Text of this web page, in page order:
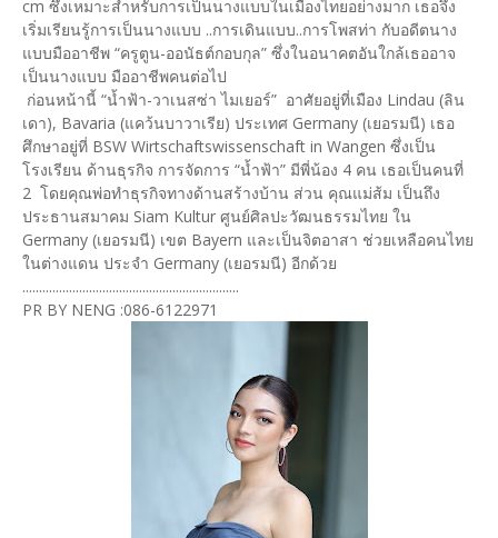
cm ซึ้งเหมาะสำหรับการเป็นนางแบบในเมืองไทยอย่างมาก เธอจึง
เริ่มเรียนรู้การเป็นนางแบบ ..การเดินแบบ..การโพสท่า กับอดีตนาง
แบบมืออาชีพ “ครูตูน-ออนัธต์กอบกุล” ซึ่งในอนาคตอันใกล้เธออาจ
เป็นนางแบบ มืออาชีพคนต่อไป
ก่อนหน้านี้ “น้ำฟ้า-วาเนสซ่า ไมเยอร์” อาศัยอยู่ที่เมือง Lindau (ลิน
เดา), Bavaria (แคว้นบาวาเรีย) ประเทศ Germany (เยอรมนี) เธอ
ศึกษาอยู่ที่ BSW Wirtschaftswissenschaft in Wangen ซึ่งเป็น
โรงเรียน ด้านธุรกิจ การจัดการ “น้ำฟ้า” มีพี่น้อง 4 คน เธอเป็นคนที่
2 โดยคุณพ่อทำธุรกิจทางด้านสร้างบ้าน ส่วน คุณแม่ส้ม เป็นถึง
ประธานสมาคม Siam Kultur ศูนย์ศิลปะวัฒนธรรมไทย ใน
Germany (เยอรมนี) เขต Bayern และเป็นจิตอาสา ช่วยเหลือคนไทย
ในต่างแดน ประจำ Germany (เยอรมนี) อีกด้วย
.................................................................
PR BY NENG :086-6122971